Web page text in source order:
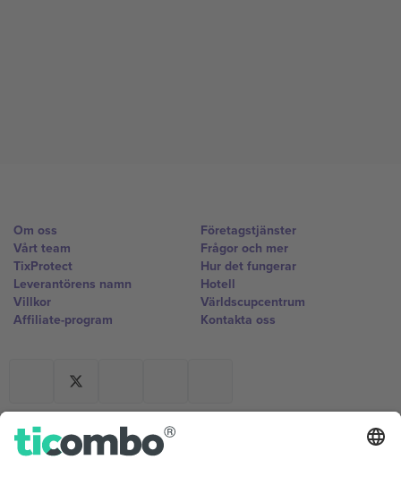
Om oss
Vårt team
TixProtect
Leverantörens namn
Villkor
Affiliate-program
Företagstjänster
Frågor och mer
Hur det fungerar
Hotell
Världscupcentrum
Kontakta oss